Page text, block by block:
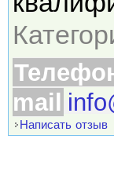
mail
Написать отзыв